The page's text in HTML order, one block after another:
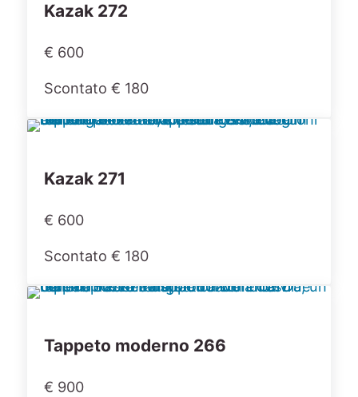
Kazak 272
€ 600
Scontato € 180
Kazak 271
€ 600
Scontato € 180
Tappeto moderno 266
€ 900